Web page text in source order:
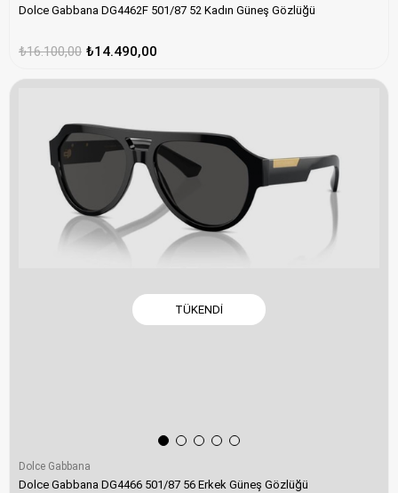
Dolce Gabbana DG4462F 501/87 52 Kadın Güneş Gözlüğü
₺14.490,00
₺16.100,00
TÜKENDI
Dolce Gabbana
Dolce Gabbana DG4466 501/87 56 Erkek Güneş Gözlüğü